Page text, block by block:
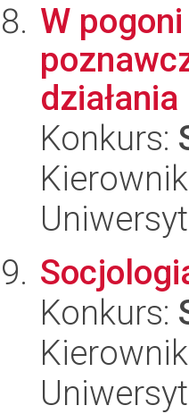
W
działania
Konkurs:
Konkurs: